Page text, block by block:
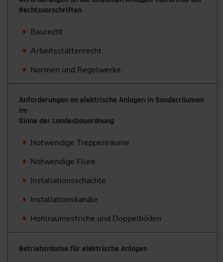
Rechtsvorschriften
Baurecht
Arbeitsstättenrecht
Normen und Regelwerke
Anforderungen an elektrische Anlagen in Sonderräumen
im
Sinne der Landesbauordnung
Notwendige Treppenräume
Notwendige Flure
Installationsschächte
Installationskanäle
Hohlraumestriche und Doppelböden
Betriebsräume für elektrische Anlagen